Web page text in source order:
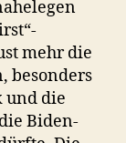
mehr die
besonders
und die
Biden-